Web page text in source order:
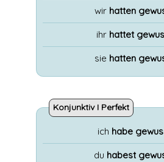
wir hatten
ihr hattet
sie hatten
Konjunktiv I Perfekt
ich habe
du habest